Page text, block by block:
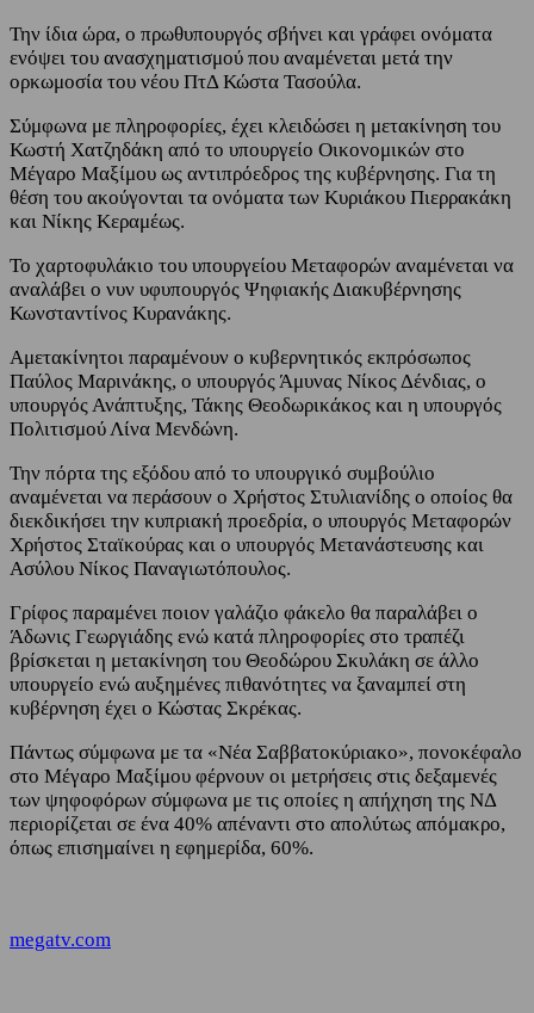
Την ίδια ώρα, ο πρωθυπουργός σβήνει και γράφει ονόματα
ενόψει του ανασχηματισμού που αναμένεται μετά την
ορκωμοσία του νέου ΠτΔ Κώστα Τασούλα.
Σύμφωνα με πληροφορίες, έχει κλειδώσει η μετακίνηση του
Κωστή Χατζηδάκη από το υπουργείο Οικονομικών στο
Μέγαρο Μαξίμου ως αντιπρόεδρος της κυβέρνησης. Για τη
θέση του ακούγονται τα ονόματα των Κυριάκου Πιερρακάκη
και Νίκης Κεραμέως.
Το χαρτοφυλάκιο του υπουργείου Μεταφορών αναμένεται να
αναλάβει ο νυν υφυπουργός Ψηφιακής Διακυβέρνησης
Κωνσταντίνος Κυρανάκης.
Αμετακίνητοι παραμένουν ο κυβερνητικός εκπρόσωπος
Παύλος Μαρινάκης, ο υπουργός Άμυνας Νίκος Δένδιας, ο
υπουργός Ανάπτυξης, Τάκης Θεοδωρικάκος και η υπουργός
Πολιτισμού Λίνα Μενδώνη.
Την πόρτα της εξόδου από το υπουργικό συμβούλιο
αναμένεται να περάσουν ο Χρήστος Στυλιανίδης ο οποίος θα
διεκδικήσει την κυπριακή προεδρία, ο υπουργός Μεταφορών
Χρήστος Σταϊκούρας και ο υπουργός Μετανάστευσης και
Ασύλου Νίκος Παναγιωτόπουλος.
Γρίφος παραμένει ποιον γαλάζιο φάκελο θα παραλάβει ο
Άδωνις Γεωργιάδης ενώ κατά πληροφορίες στο τραπέζι
βρίσκεται η μετακίνηση του Θεοδώρου Σκυλάκη σε άλλο
υπουργείο ενώ αυξημένες πιθανότητες να ξαναμπεί στη
κυβέρνηση έχει ο Κώστας Σκρέκας.
Πάντως σύμφωνα με τα «Νέα Σαββατοκύριακο», πονοκέφαλο
στο Μέγαρο Μαξίμου φέρνουν οι μετρήσεις στις δεξαμενές
των ψηφοφόρων σύμφωνα με τις οποίες η απήχηση της ΝΔ
περιορίζεται σε ένα 40% απέναντι στο απολύτως απόμακρο,
όπως επισημαίνει η εφημερίδα, 60%.
megatv.com